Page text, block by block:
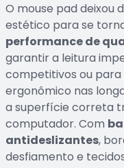
O mouse pad deixou
estético para se
performance de
garantir a leitura
competitivos ou
ergonômico nas
a superfície correta
computador. Com
antideslizantes,
desfiamento e